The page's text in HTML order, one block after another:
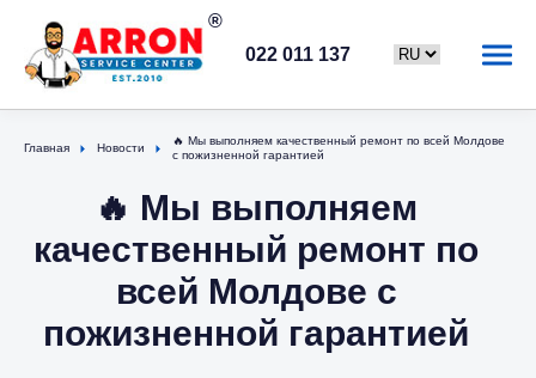
022 011 137
Главная Новости
🔥 Мы выполняем качественный ремонт по всей Молдове
с пожизненной гарантией
🔥 Мы выполняем
качественный ремонт по
всей Молдове с
пожизненной гарантией